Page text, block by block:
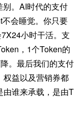
。AI时代的支付
会睡觉。你只要
小时干活。支
，1个Token的
。最后我们的支付
权益以及营销券都
由谁来承载，是由T